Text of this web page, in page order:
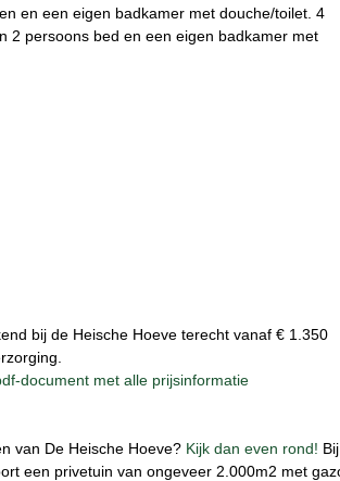
en een eigen badkamer met douche/toilet. 4
2 persoons bed en een eigen badkamer met
bij de Heische Hoeve terecht vanaf € 1.350
document met alle prijsinformatie
van De Heische Hoeve? Kijk dan even rond! Bij
een privetuin van ongeveer 2.000m2 met